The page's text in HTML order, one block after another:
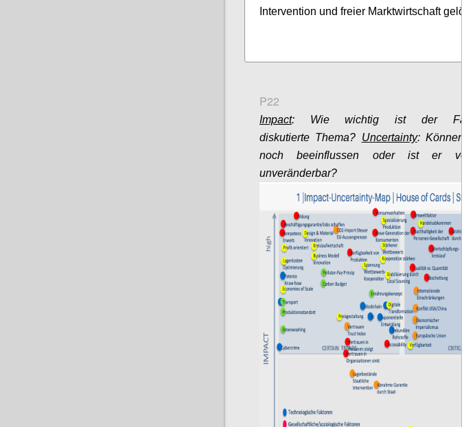
Intervention und freier Marktwirtschaft gelöst
P22
Impact: Wie wichtig ist der
diskutierte Thema? Uncertainty: Können
noch beeinflussen oder ist er
unveränderbar?